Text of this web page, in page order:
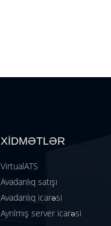
XİDMƏTLƏR
VirtualATS
Avadanlıq satışı
Avadanlıq icarəsi
Ayrılmış server icarəsi